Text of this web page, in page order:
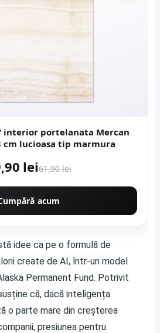
interior portelanata Mercan
Beige 48 x 48 cm lucioasa tip marmura
lei61,90 lei
acum
idee ca pe o formulă de
create de AI, într-un model
Permanent Fund. Potrivit
că, dacă inteligența
o parte mare din creșterea
presiunea pentru